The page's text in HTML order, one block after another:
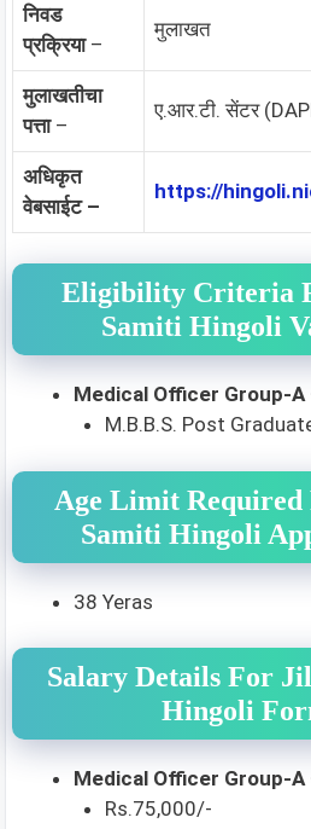
निवड
प्रक्रिया–
मुलाखत
मुलाखतीचा
पत्ता–
ए.आर.टी. सेंटर
अधिकृत
वेबसाईट –
https://
Eligibility Criteria
Samiti Hingoli
Medical Officer Group-A
M.B.B.S. Post
Age Limit
Samiti Hingoli
38 Yeras
Salary Details For
Hingoli
Medical Officer Group-A
Rs.75,000/-